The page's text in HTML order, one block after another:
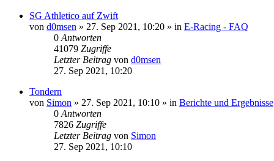
SG Athletico auf Zwift
von d0msen » 27. Sep 2021, 10:20 » in E-Racing - FAQ
0 Antworten
41079 Zugriffe
Letzter Beitrag von d0msen
27. Sep 2021, 10:20
Tondern
von Simon » 27. Sep 2021, 10:10 » in Berichte und Ergebnisse
0 Antworten
7826 Zugriffe
Letzter Beitrag von Simon
27. Sep 2021, 10:10